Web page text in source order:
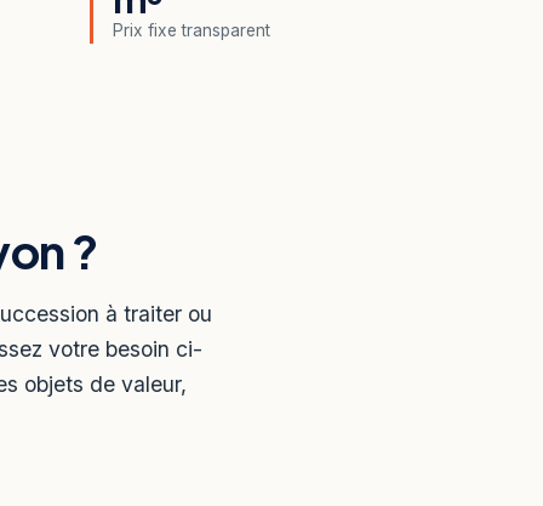
Prix fixe transparent
?
à traiter ou
votre besoin ci-
objets de valeur,